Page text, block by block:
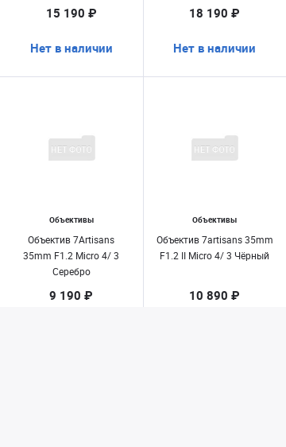
15 190 ₽
Нет в наличии
18 190 ₽
Нет в наличии
Объективы
Объектив 7Artisans
35mm F1.2 Micro 4/ 3
Серебро
9 190 ₽
Объективы
Объектив 7artisans 35mm
F1.2 II Micro 4/ 3 Чёрный
10 890 ₽